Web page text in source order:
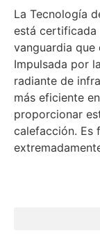
La Tecnología
está certificada
vanguardia
Impulsada por
radiante de
más eficiente
proporcionar
calefacción. Es